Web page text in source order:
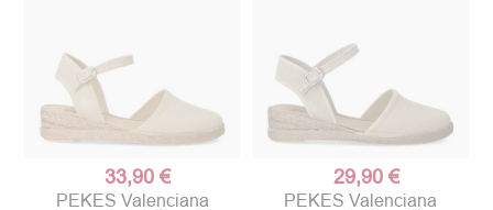
33,90 €
PEKES Valenciana
29,90 €
PEKES Valenciana